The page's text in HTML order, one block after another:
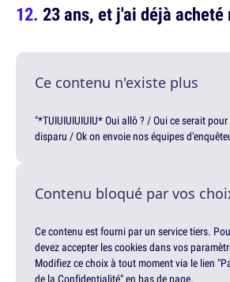
23 ans, et j'ai déjà acheté
Ce contenu n'existe plus
"*TUIUIUIUIUIU* Oui allô ? / Oui ce serait
disparu / Ok on envoie nos équipes
Contenu bloqué par vos
Ce contenu est fourni par un service tiers.
devez accepter les cookies dans vos
Modifiez ce choix à tout moment via le lien
de la Confidentialité" en bas de page.